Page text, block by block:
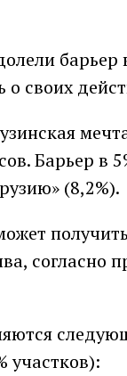
барьер
своих
Барьер в
(8,2%).
согласно
участков):